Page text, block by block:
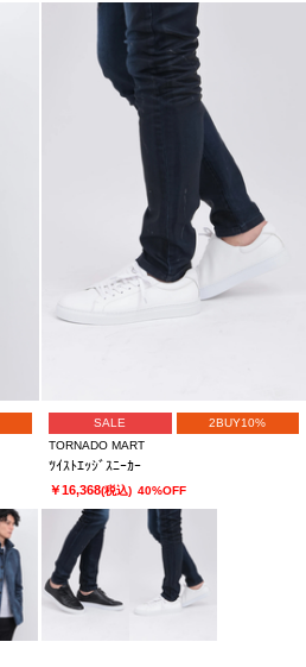
SALE
2BUY10%
TORNADO MART
ﾂｲｽﾄｴｯｼﾞｽﾆｰｶｰ
￥16,368(税込) 40%OFF